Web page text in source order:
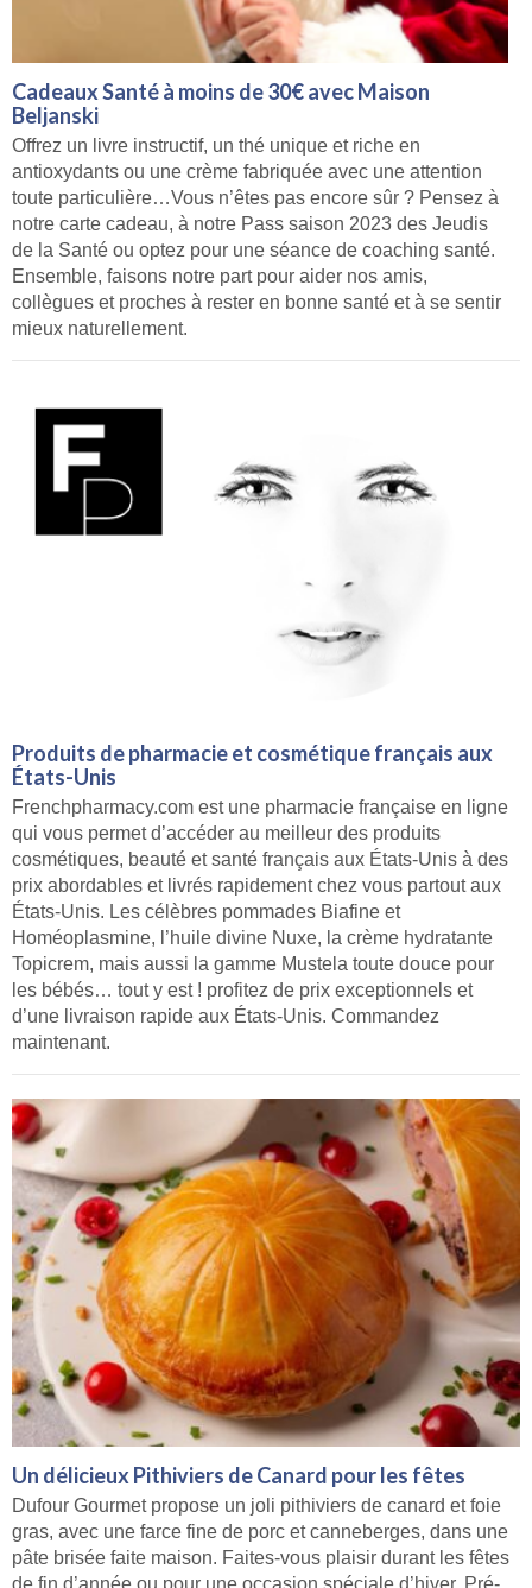
Cadeaux Santé à moins de 30€ avec Maison
Beljanski
Offrez un livre instructif, un thé unique et riche en
antioxydants ou une crème fabriquée avec une attention
toute particulière…Vous n’êtes pas encore sûr ? Pensez à
notre carte cadeau, à notre Pass saison 2023 des Jeudis
de la Santé ou optez pour une séance de coaching santé.
Ensemble, faisons notre part pour aider nos amis,
collègues et proches à rester en bonne santé et à se sentir
mieux naturellement.
Produits de pharmacie et cosmétique français aux
États-Unis
Frenchpharmacy.com est une pharmacie française en ligne
qui vous permet d’accéder au meilleur des produits
cosmétiques, beauté et santé français aux États-Unis à des
prix abordables et livrés rapidement chez vous partout aux
États-Unis. Les célèbres pommades Biafine et
Homéoplasmine, l’huile divine Nuxe, la crème hydratante
Topicrem, mais aussi la gamme Mustela toute douce pour
les bébés… tout y est ! profitez de prix exceptionnels et
d’une livraison rapide aux États-Unis. Commandez
maintenant.
Un délicieux Pithiviers de Canard pour les fêtes
Dufour Gourmet propose un joli pithiviers de canard et foie
gras, avec une farce fine de porc et canneberges, dans une
pâte brisée faite maison. Faites-vous plaisir durant les fêtes
de fin d’année ou pour une occasion spéciale d’hiver. Pré-